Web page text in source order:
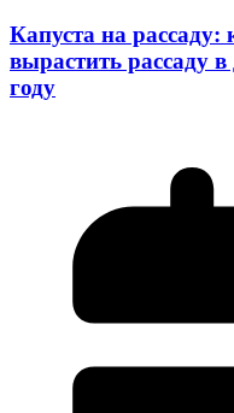
Капуста на рассаду:
вырастить рассаду
году